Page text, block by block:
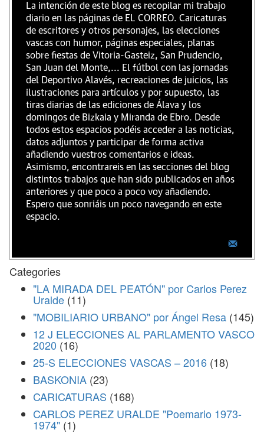
La intención de este blog es recopilar mi trabajo
diario en las páginas de EL CORREO. Caricaturas
de escritores y otros personajes, las elecciones
vascas con humor, páginas especiales, planas
sobre fiestas de Vitoria-Gasteiz, San Prudencio,
San Juan del Monte,... El fútbol con las jornadas
del Deportivo Alavés, recreaciones de juicios, las
ilustraciones para artículos y por supuesto, las
tiras diarias de las ediciones de Álava y los
domingos de Bizkaia y Miranda de Ebro. Desde
todos estos espacios podéis acceder a las noticias,
datos adjuntos y participar de forma activa
añadiendo vuestros comentarios e ideas.
Asimismo, encontrareis en las secciones del blog
distintos trabajos que han sido publicados en años
anteriores y que poco a poco voy añadiendo.
Espero que sonriáis un poco navegando en este
espacio.
Categories
"LA MIRADA DEL PEATÓN" por Carlos Perez
Uralde (11)
"MOBILIARIO URBANO" por Ángel Resa (145)
12 J ELECCIONES AL PARLAMENTO VASCO
2020 (16)
25-S ELECCIONES VASCAS – 2016 (18)
BASKONIA (23)
CARICATURAS (168)
CARLOS PEREZ URALDE "Poemario 1973-
1974" (1)